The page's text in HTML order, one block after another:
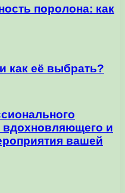
поролона: как
как её выбрать?
вдохновляющего и
вашей